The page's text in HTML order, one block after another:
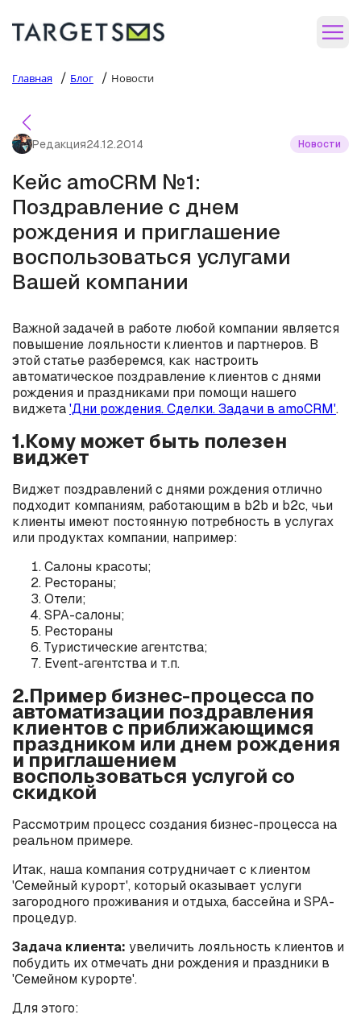
Главная / Блог / Новости
Редакция24.12.2014 Новости
Кейс amoCRM №1:
Поздравление с днем
рождения и приглашение
воспользоваться услугами
Вашей компании
Важной задачей в работе любой компании является
повышение лояльности клиентов и партнеров. В
этой статье разберемся, как настроить
автоматическое поздравление клиентов с днями
рождения и праздниками при помощи нашего
виджета'Дни рождения. Сделки. Задачи в amoCRM'.
1.Кому может быть полезен
виджет
Виджет поздравлений с днями рождения отлично
подходит компаниям, работающим в b2b и b2c, чьи
клиенты имеют постоянную потребность в услугах
или продуктах компании, например:
Салоны красоты;
Рестораны;
Отели;
SPA-салоны;
Рестораны
Туристические агентства;
Event-агентства и т.п.
2.Пример бизнес-процесса по
автоматизации поздравления
клиентов с приближающимся
праздником или днем рождения
и приглашением
воспользоваться услугой со
скидкой
Рассмотрим процесс создания бизнес-процесса на
реальном примере.
Итак, наша компания сотрудничает с клиентом
'Семейный курорт', который оказывает услуги
загородного проживания и отдыха, бассейна и SPA-
процедур.
Задача клиента: увеличить лояльность клиентов и
побудить их отмечать дни рождения и праздники в
'Семейном курорте'.
Для этого: